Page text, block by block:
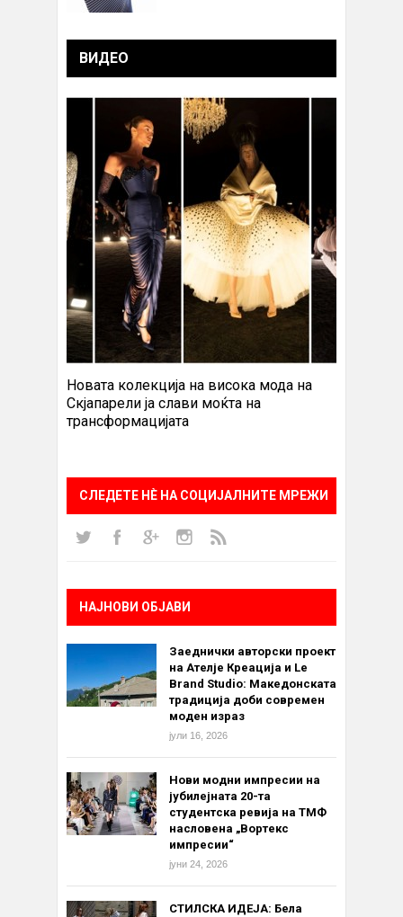
ВИДЕО
Новата колекција на висока мода на
Скјапарели ја слави моќта на
трансформацијата
СЛЕДЕТЕ НÈ НА СОЦИЈАЛНИТЕ МРЕЖИ
НАЈНОВИ ОБЈАВИ
Заеднички авторски проект
на Ателје Креација и Le
Brand Studio: Македонската
традиција доби современ
моден израз
јули 16, 2026
Нови модни импресии на
јубилејната 20-та
студентска ревија на ТМФ
насловена „Вортекс
импресии“
јуни 24, 2026
СТИЛСКА ИДЕЈА: Бела